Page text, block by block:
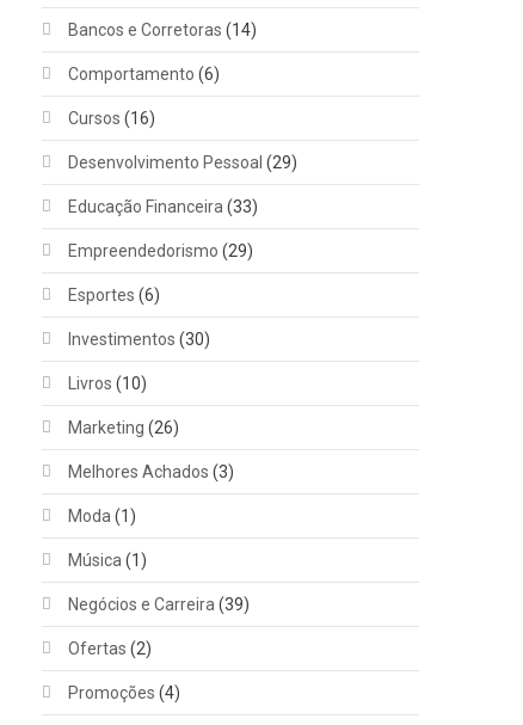
Bancos e Corretoras (14)
Comportamento (6)
Cursos (16)
Desenvolvimento Pessoal (29)
Educação Financeira (33)
Empreendedorismo (29)
Esportes (6)
Investimentos (30)
Livros (10)
Marketing (26)
Melhores Achados (3)
Moda (1)
Música (1)
Negócios e Carreira (39)
Ofertas (2)
Promoções (4)